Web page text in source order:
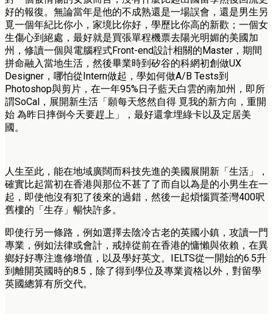
好的報復。無論當年是他的不成熟還是一場誤會，還是男生另
覓一個年紀比你小，家境比你好，學歷比你高的新歡；一個女
生傷心到絕處，最好就是買張單程機票去陽光明媚的美國加
州，修讀一個與電腦程式Front-end設計相關的Master，期間
拼命融入當地生活，然後畢業時到矽谷的科網初創做UX
Designer，哪怕從Intern做起，學如何做A/B Tests到
Photoshop與剪片，在一年95%日子藍天白雲的南加州，即所
謂SoCal，展開新生活「願每天悠然自得 覓我的新方向，重開
始 為昨日摔倒今天要趕上」，最好還拿埋綠卡以及定居美
國。
人生至此，能在地域廣闊而科技先進的美國展開新「生活」，
確實比起當初在香港與那位不甚了了而自以為是的小男生在一
起，即使他沒有犯了後來的過錯，然後一起煩惱買荃灣400呎
舊樓的「生存」暢快許多。
即使行另一條路，例如選擇去陰冷古老的英國小鎮，攻讀一門
專業，例如法律或會計，戒掉從前在香港的慵懶與依賴，在異
鄉好好專注進修增值，以及學好英文。IELTS從一開始的6.5升
到離開英國時的8.5，除了得到學位及專業資格以外，對留學
英國總算有所交代。